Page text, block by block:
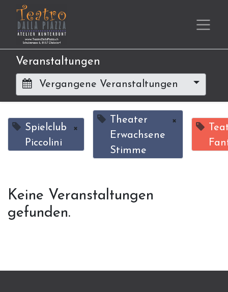
Veranstaltungen
Vergangene Veranstaltungen
Spielclub
Piccolini
×
Theater
Erwachsene
Stimme
×
Keine Veranstaltungen
gefunden.